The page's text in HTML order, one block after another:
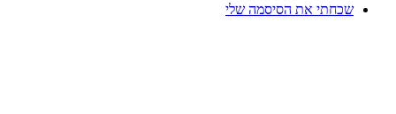
שכחתי את הסיסמה שלי